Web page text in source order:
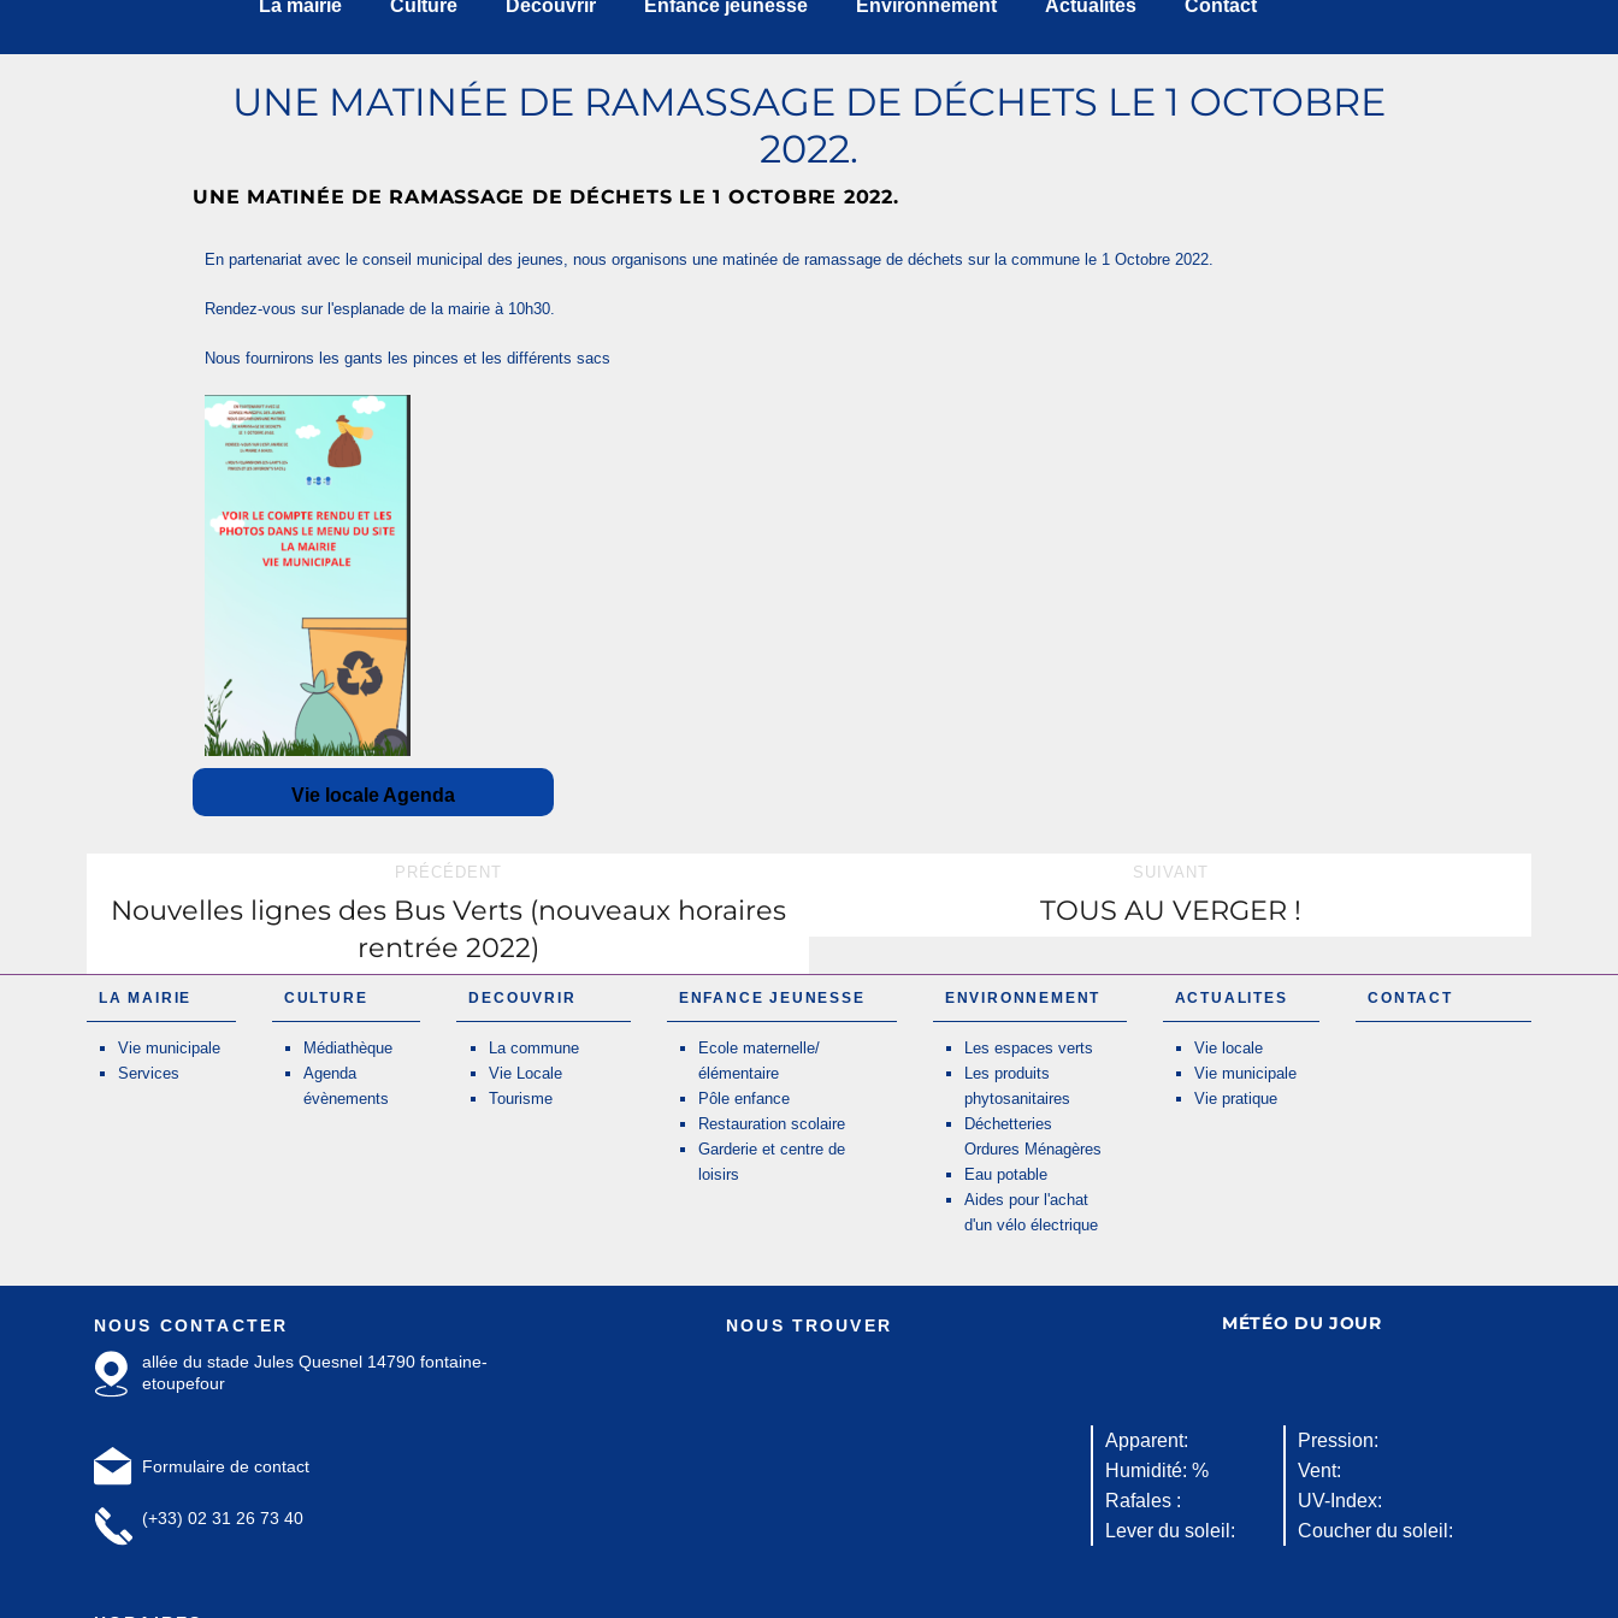
La mairie Culture Découvrir Enfance jeunesse Environnement Actualités Contact
UNE MATINÉE DE RAMASSAGE DE DÉCHETS LE 1 OCTOBRE
2022.
UNE MATINÉE DE RAMASSAGE DE DÉCHETS LE 1 OCTOBRE 2022.
En partenariat avec le conseil municipal des jeunes, nous organisons une matinée de ramassage de déchets sur la commune le 1 Octobre 2022.
Rendez-vous sur l'esplanade de la mairie à 10h30.
Nous fournirons les gants les pinces et les différents sacs
Vie locale Agenda
PRÉCÉDENT
Nouvelles lignes des Bus Verts (nouveaux horaires
rentrée 2022)
SUIVANT
TOUS AU VERGER !
LA MAIRIE
Vie municipale
Services
CULTURE
Médiathèque
Agenda
évènements
DECOUVRIR
La commune
Vie Locale
Tourisme
ENFANCE JEUNESSE
Ecole maternelle/
élémentaire
Pôle enfance
Restauration scolaire
Garderie et centre de
loisirs
ENVIRONNEMENT
Les espaces verts
Les produits
phytosanitaires
Déchetteries
Ordures Ménagères
Eau potable
Aides pour l'achat
d'un vélo électrique
ACTUALITES
Vie locale
Vie municipale
Vie pratique
CONTACT
NOUS CONTACTER
allée du stade Jules Quesnel 14790 fontaine-
etoupefour
Formulaire de contact
(+33) 02 31 26 73 40
NOUS TROUVER MÉTÉO DU JOUR
Apparent:
Pression:
Humidité: %
Vent:
Rafales :
UV-Index:
Lever du soleil:
Coucher du soleil: